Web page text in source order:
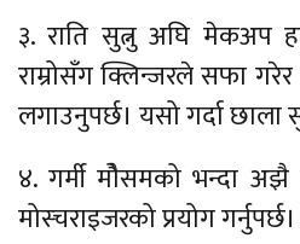
३. राति सुत्नु अघि मेकअप
राम्रोसँग क्लिन्जरले सफा
लगाउनुपर्छ। यसो गर्दा
४. गर्मी मोैसमको भन्दा अझै
मोस्चराइजरको प्रयोग गर्नुपर्छ।